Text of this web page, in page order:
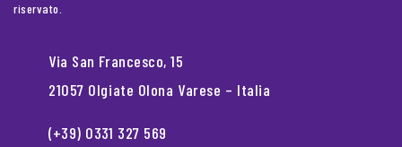
riservato.
Via San Francesco, 15
21057 Olgiate Olona Varese – Italia
(+39) 0331 327 569